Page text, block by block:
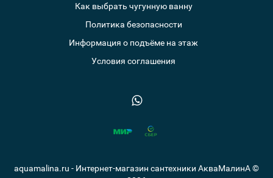
Как выбрать чугунную ванну
Политика безопасности
Информация о подъёме на этаж
Условия соглашения
aquamalina.ru - Интернет-магазин сантехники АкваМалинА ©